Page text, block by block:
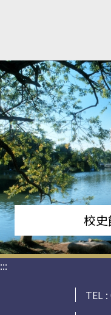
校史
:::
TEL